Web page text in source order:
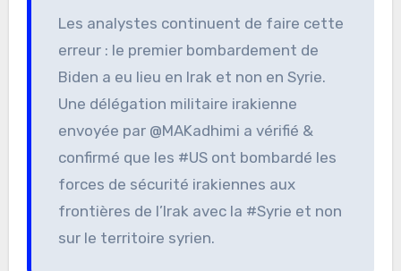
Les analystes continuent de faire cette
erreur : le premier bombardement de
Biden a eu lieu en Irak et non en Syrie.
Une délégation militaire irakienne
envoyée par @MAKadhimi a vérifié &
confirmé que les #US ont bombardé les
forces de sécurité irakiennes aux
frontières de l’Irak avec la #Syrie et non
sur le territoire syrien.